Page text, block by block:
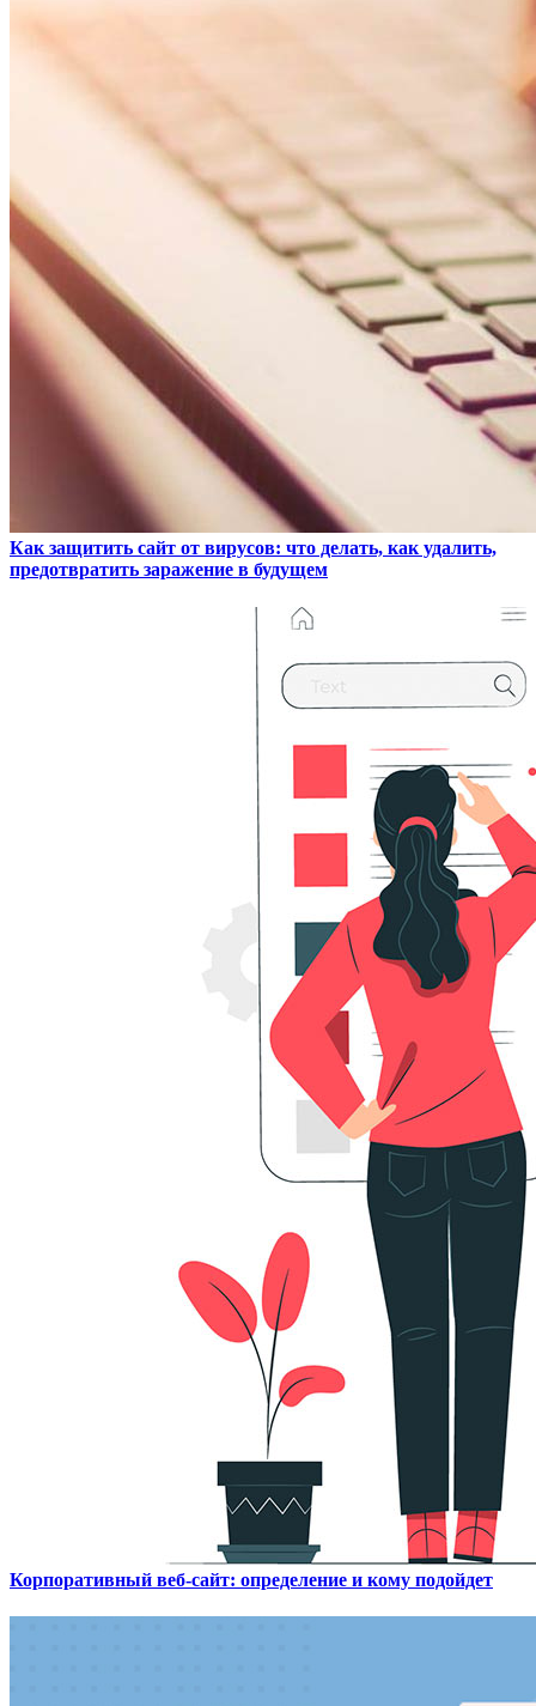
Как защитить сайт от вирусов: что делать, как удалить,
предотвратить заражение в будущем
Корпоративный веб-сайт: определение и кому подойдет